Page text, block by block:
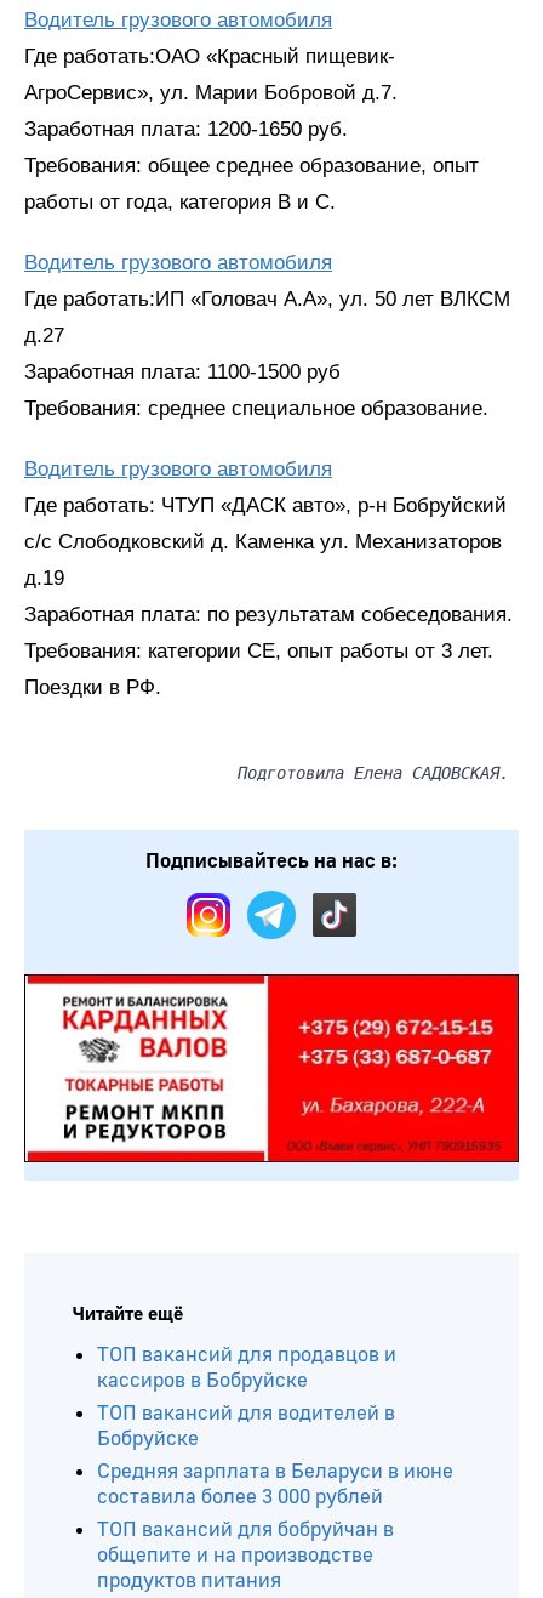
Водитель грузового автомобиля
Где работать:ОАО «Красный пищевик-
АгроСервис», ул. Марии Бобровой д.7.
Заработная плата: 1200-1650 руб.
Требования: общее среднее образование, опыт
работы от года, категория В и С.
Водитель грузового автомобиля
Где работать:ИП «Головач А.А», ул. 50 лет ВЛКСМ
д.27
Заработная плата: 1100-1500 руб
Требования: среднее специальное образование.
Водитель грузового автомобиля
Где работать: ЧТУП «ДАСК авто», р-н Бобруйский
с/с Слободковский д. Каменка ул. Механизаторов
д.19
Заработная плата: по результатам собеседования.
Требования: категории СЕ, опыт работы от 3 лет.
Поездки в РФ.
Подготовила Елена САДОВСКАЯ.
Подписывайтесь на нас в:
Читайте ещё
ТОП вакансий для продавцов и
кассиров в Бобруйске
ТОП вакансий для водителей в
Бобруйске
Средняя зарплата в Беларуси в июне
составила более 3 000 рублей
ТОП вакансий для бобруйчан в
общепите и на производстве
продуктов питания